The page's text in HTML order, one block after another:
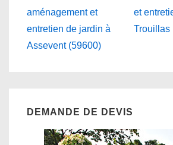
de
l’article
Post
is
aménagement et
entretien de jardin à
Assevent (59600)
Post
is
et
Trouillas
DEMANDE DE DEVIS